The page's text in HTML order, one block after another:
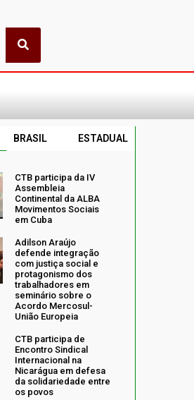
BRASIL ESTADUAL
CTB participa da IV
Assembleia
Continental da ALBA
Movimentos Sociais
em Cuba
Adilson Araújo
defende integração
com justiça social e
protagonismo dos
trabalhadores em
seminário sobre o
Acordo Mercosul-
União Europeia
CTB participa de
Encontro Sindical
Internacional na
Nicarágua em defesa
da solidariedade entre
os povos